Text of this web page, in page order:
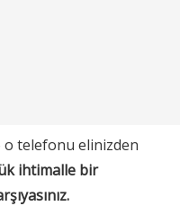
o telefonu elinizden
ihtimalle bir